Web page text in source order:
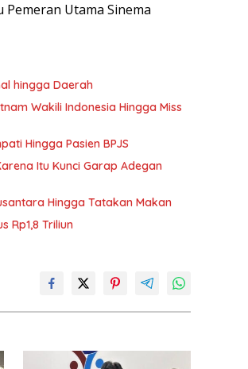
Utama Sinema
hingga Daerah
Wakili Indonesia Hingga Miss
Hingga Pasien BPJS
Itu Kunci Garap Adegan
Hingga Tatakan Makan
Rp1,8 Triliun